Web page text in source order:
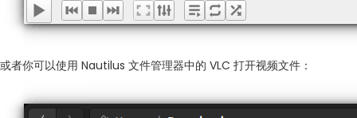
或者你可以使用 Nautilus 文件管理器中的 VLC 打开视频文件：